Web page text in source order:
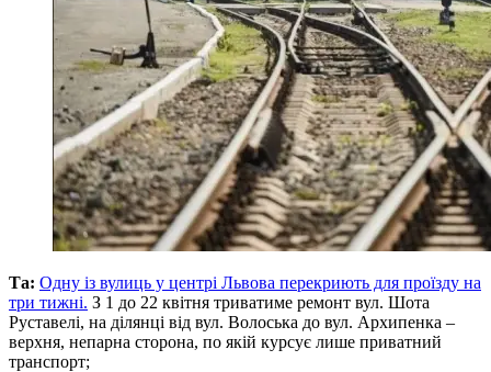
Та: Одну із вулиць у центрі Львова перекриють для проїзду на
три тижні. З 1 до 22 квітня триватиме ремонт вул. Шота
Руставелі, на ділянці від вул. Волоська до вул. Архипенка –
верхня, непарна сторона, по якій курсує лише приватний
транспорт;